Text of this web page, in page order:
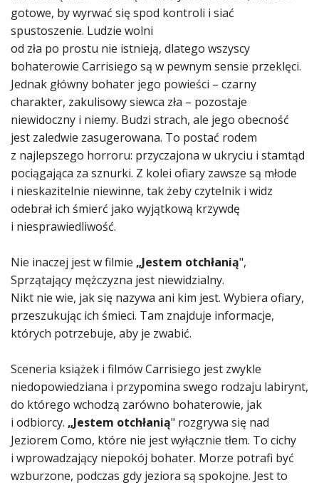
gotowe, by wyrwać się spod kontroli i siać
spustoszenie. Ludzie wolni
od zła po prostu nie istnieją, dlatego wszyscy
bohaterowie Carrisiego są w pewnym sensie przeklęci.
Jednak główny bohater jego powieści – czarny
charakter, zakulisowy siewca zła – pozostaje
niewidoczny i niemy. Budzi strach, ale jego obecność
jest zaledwie zasugerowana. To postać rodem
z najlepszego horroru: przyczajona w ukryciu i stamtąd
pociągająca za sznurki. Z kolei ofiary zawsze są młode
i nieskazitelnie niewinne, tak żeby czytelnik i widz
odebrał ich śmierć jako wyjątkową krzywdę
i niesprawiedliwość.
Nie inaczej jest w filmie „Jestem otchłanią",
Sprzątający mężczyzna jest niewidzialny.
Nikt nie wie, jak się nazywa ani kim jest. Wybiera ofiary,
przeszukując ich śmieci. Tam znajduje informacje,
których potrzebuje, aby je zwabić.
Sceneria książek i filmów Carrisiego jest zwykle
niedopowiedziana i przypomina swego rodzaju labirynt,
do którego wchodzą zarówno bohaterowie, jak
i odbiorcy. „Jestem otchłanią" rozgrywa się nad
Jeziorem Como, które nie jest wyłącznie tłem. To cichy
i wprowadzający niepokój bohater. Morze potrafi być
wzburzone, podczas gdy jeziora są spokojne. Jest to